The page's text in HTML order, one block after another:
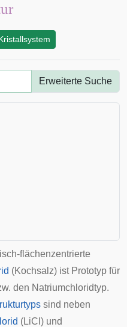
Erweiterte Suche
flächenzentrierte
(Kochsalz) ist Prototyp für
den Natriumchloridtyp.
sind neben
(LiCl) und